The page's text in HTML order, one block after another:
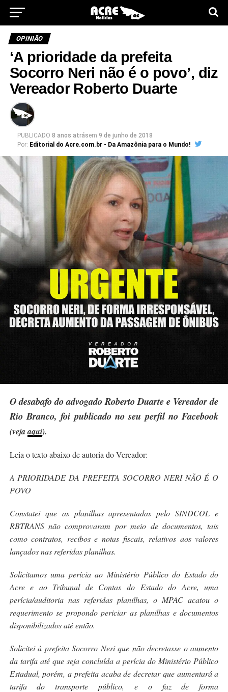
OPINIÃO
‘A prioridade da prefeita
Socorro Neri não é o povo’, diz
Vereador Roberto Duarte
PUBLICADO 8 anos atrásem 9 de junho de 2018
Por: Editorial do Acre.com.br - Da Amazônia para o Mundo!
O desabafo doadvogado Roberto Duarte e Vereador de
Rio Branco, foi publicado no seu perfil no Facebook
(vejaaqui).
Leia o texto abaixo de autoria do Vereador:
A PRIORIDADE DA PREFEITA SOCORRO NERI NÃO É O
POVO
Constatei que as planilhas apresentadas pelo SINDCOL e
RBTRANS não comprovaram por meio de documentos, tais
como contratos, recibos e notas fiscais, relativos aos valores
lançados nas referidas planilhas.
Solicitamos uma perícia ao Ministério Público do Estado do
Acre e ao Tribunal de Contas do Estado do Acre, uma
perícia/auditoria nas referidas planilhas, o MPAC acatou o
requerimento se propondo periciar as planilhas e documentos
disponibilizados até então.
Solicitei à prefeita Socorro Neri que não decretasse o aumento
da tarifa até que seja concluída a perícia do Ministério Público
Estadual, porém, a prefeita acaba de decretar que aumentará a
tarifa do transporte público, e o faz de forma